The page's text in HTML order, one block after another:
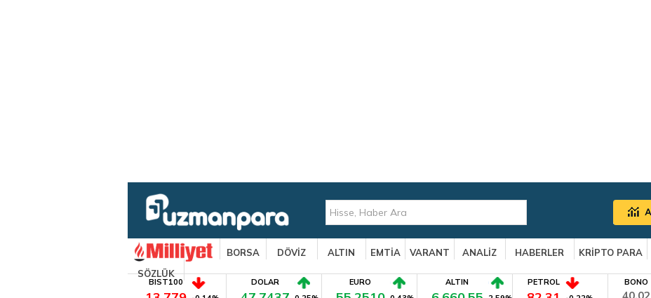
BORSA DÖVİZ ALTIN EMTİA VARANT ANALİZ HABERLER KRİPTO PARA
SÖZLÜK
BIST100 DOLAR EURO ALTIN PETROL BONO